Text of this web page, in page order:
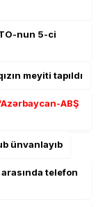
nun 5-ci
meyiti tapıldı
ABŞ
ünvanlayıb
telefon